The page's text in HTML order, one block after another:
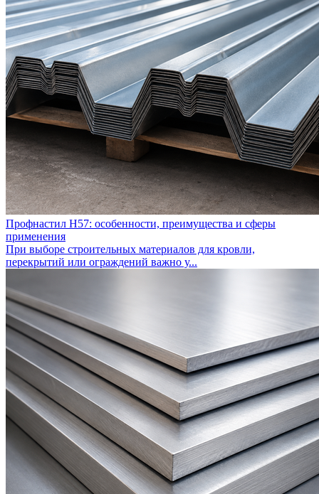
Профнастил Н57: особенности, преимущества и сферы
применения
При выборе строительных материалов для кровли,
перекрытий или ограждений важно у...